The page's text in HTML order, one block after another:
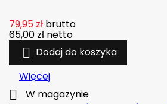
79,95 zł brutto
65,00 zł netto
 Dodaj do koszyka
Więcej
 W magazynie